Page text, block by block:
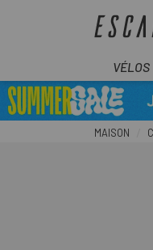
VÉLOS
MAISON